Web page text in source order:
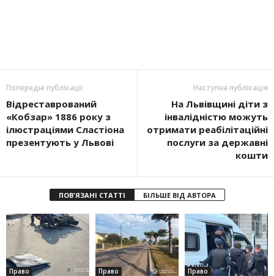
Попередні публікації
Відреставрований
«Кобзар» 1886 року з
ілюстраціями Сластіона
презентують у Львові
Наступна публікація
На Львівщині діти з
інвалідністю можуть
отримати реабілітаційні
послуги за державні
кошти
ПОВ'ЯЗАНІ СТАТТІ БІЛЬШЕ ВІД АВТОРА
Право Право Право